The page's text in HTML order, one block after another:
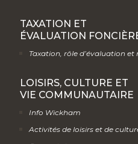
TAXATION ET
ÉVALUATION
Taxation, rôle d’évaluation
LOISIRS, CULTURE ET
VIE COMMUNAUTAIRE
Info Wickham
Activités de loisirs et de